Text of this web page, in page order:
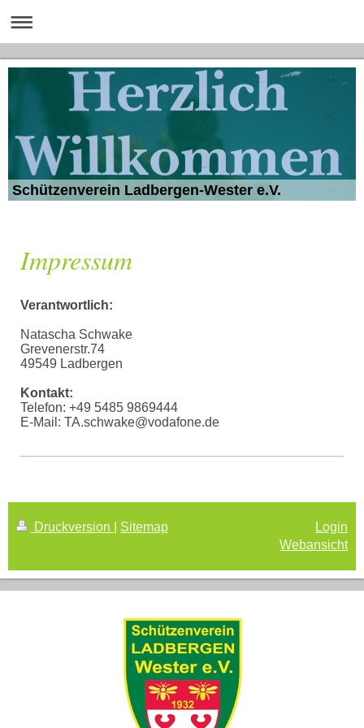
Schützenverein Ladbergen-Wester e.V.
Impressum
Verantwortlich:
Natascha Schwake
Grevenerstr.74
49549 Ladbergen
Kontakt:
Telefon: +49 5485 9869444
E-Mail: TA.schwake@vodafone.de
Druckversion Sitemap
Login
Webansicht